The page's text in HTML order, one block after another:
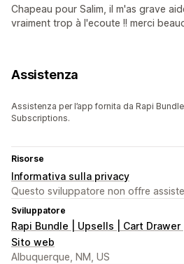
Chapeau pour Salim, il m'as grave
vraiment trop à l'ecoute !! merci
Assistenza
Assistenza per l’app fornita da Rapi
Subscriptions.
Risorse
Informativa sulla privacy
Questo sviluppatore non offre
Sviluppatore
Rapi Bundle | Upsells | Cart
Sito web
Albuquerque, NM, US